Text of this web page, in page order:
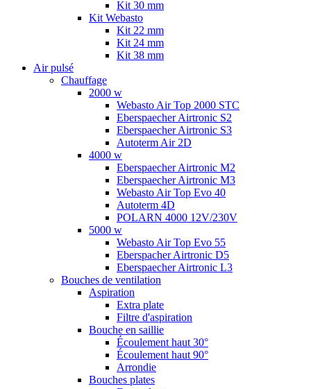
Kit 30 mm
Kit Webasto
Kit 22 mm
Kit 24 mm
Kit 38 mm
Air pulsé
Chauffage
2000 w
Webasto Air Top 2000 STC
Eberspaecher Airtronic S2
Eberspaecher Airtronic S3
Autoterm Air 2D
4000 w
Eberspaecher Airtronic M2
Eberspaecher Airtronic M3
Webasto Air Top Evo 40
Autoterm 4D
POLARN 4000 12V/230V
5000 w
Webasto Air Top Evo 55
Eberspacher Airtronic D5
Eberspaecher Airtronic L3
Bouches de ventilation
Aspiration
Extra plate
Filtre d'aspiration
Bouche en saillie
Écoulement haut 30°
Écoulement haut 90°
Arrondie
Bouches plates